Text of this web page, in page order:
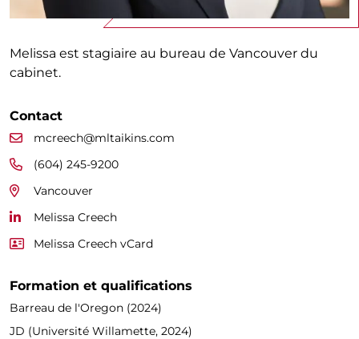
Melissa est stagiaire au bureau de Vancouver du
cabinet.
Contact
mcreech@mltaikins.com
(604) 245-9200
Vancouver
Melissa Creech
Melissa Creech vCard
Formation et qualifications
Barreau de l'Oregon (2024)
JD (Université Willamette, 2024)